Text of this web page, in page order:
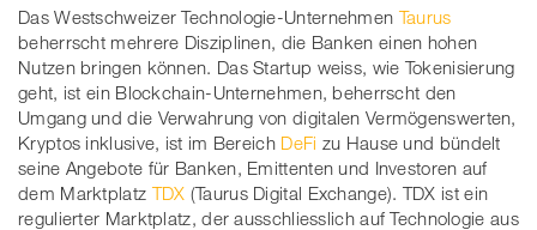
Das Westschweizer Technologie-Unternehmen Taurus
beherrscht mehrere Disziplinen, die Banken einen hohen
Nutzen bringen können. Das Startup weiss, wie Tokenisierung
geht, ist ein Blockchain-Unternehmen, beherrscht den
Umgang und die Verwahrung von digitalen Vermögenswerten,
Kryptos inklusive, ist im Bereich DeFi zu Hause und bündelt
seine Angebote für Banken, Emittenten und Investoren auf
dem Marktplatz TDX (Taurus Digital Exchange). TDX ist ein
regulierter Marktplatz, der ausschliesslich auf Technologie aus